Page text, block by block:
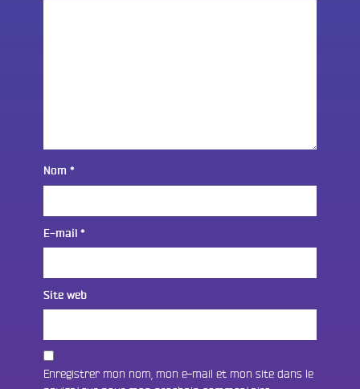
Nom *
E-mail *
Site web
Enregistrer mon nom, mon e-mail et mon site dans le